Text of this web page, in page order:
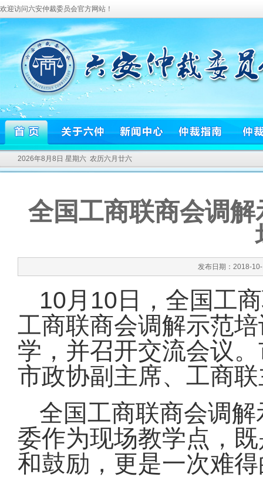
欢迎访问六安仲裁委员会官方网站！
2026年8月8日 星期六 农历六月廿六
全国工商联商会调
发布日期：2018-
10月 10 日
，全国工
工商联商会调解示范
学，并召开交流会议
市政协副主席、工商
全国工商联商会调
委作为现场教学点，
和鼓励，更是一次难